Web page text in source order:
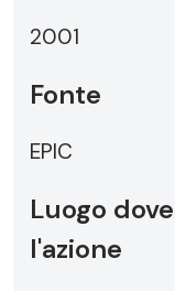
2001
Fonte
EPIC
Luogo
l'azione